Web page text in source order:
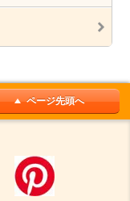
ページ先頭へ